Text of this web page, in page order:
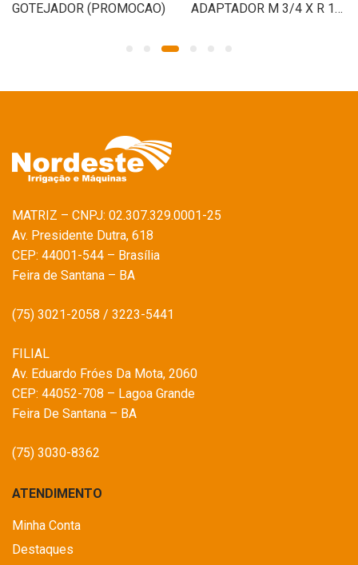
GOTEJADOR (PROMOCAO) ADAPTADOR M 3/4 X R 1/2
MATRIZ – CNPJ: 02.307.329.0001-25
Av. Presidente Dutra, 618
CEP: 44001-544 – Brasília
Feira de Santana – BA
(75) 3021-2058 / 3223-5441
FILIAL
Av. Eduardo Fróes Da Mota, 2060
CEP: 44052-708 – Lagoa Grande
Feira De Santana – BA
(75) 3030-8362
ATENDIMENTO
Minha Conta
Destaques